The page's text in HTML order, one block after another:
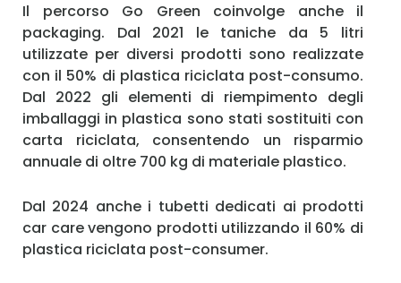
Il percorso Go Green coinvolge anche il
packaging. Dal 2021 le taniche da 5 litri
utilizzate per diversi prodotti sono realizzate
con il 50% di plastica riciclata post-consumo.
Dal 2022 gli elementi di riempimento degli
imballaggi in plastica sono stati sostituiti con
carta riciclata, consentendo un risparmio
annuale di oltre 700 kg di materiale plastico.
Dal 2024 anche i tubetti dedicati ai prodotti
car care vengono prodotti utilizzando il 60% di
plastica riciclata post-consumer.